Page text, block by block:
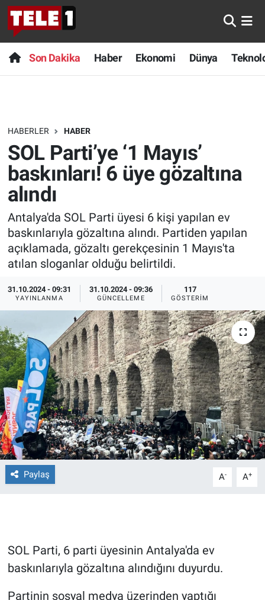
Son Dakika Haber Ekonomi Dünya
HABERLER HABER
SOL Parti’ye ‘1 Mayıs’
baskınları! 6 üye gözaltına
alındı
Antalya'da SOL Parti üyesi 6 kişi yapılan ev
baskınlarıyla gözaltına alındı. Partiden yapılan
açıklamada, gözaltı gerekçesinin 1 Mayıs'ta
atılan sloganlar olduğu belirtildi.
31.10.2024 - 09:31
YAYINLANMA
31.10.2024 - 09:36
GÜNCELLEME
117
GÖSTERIM
Paylaş A- A+
SOL Parti, 6 parti üyesinin Antalya'da ev
baskınlarıyla gözaltına alındığını duyurdu.
Partinin sosyal medya üzerinden yaptığı
Anında Manşet
Başka Sohbetler
Bilim turu
Bilim ve Teknoloji Evreni
Doğa Konuşuyor
Dünya
Ege Saati
Ege'den Esintiler
Eğlence
Ekonomi
Forum
Gerçeğin İzinde
Gün Başlıyor
Gündem Özel
Günün görüntüsü
Son Dakika
Haber
Dünya
Teknoloji
Sağlık
Spor
Yayın Akışı
İletişim
Nöbetçi Eczaneler
Hava Durumu
Trafik Durumu
Süper Lig Puan Durumu ve Fikstür
Tüm Manşetler
Son Dakika Haberleri
Haber Arşivi